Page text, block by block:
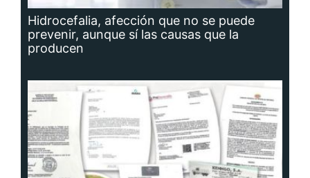
Hidrocefalia, afección que no se puede
prevenir, aunque sí las causas que la
producen